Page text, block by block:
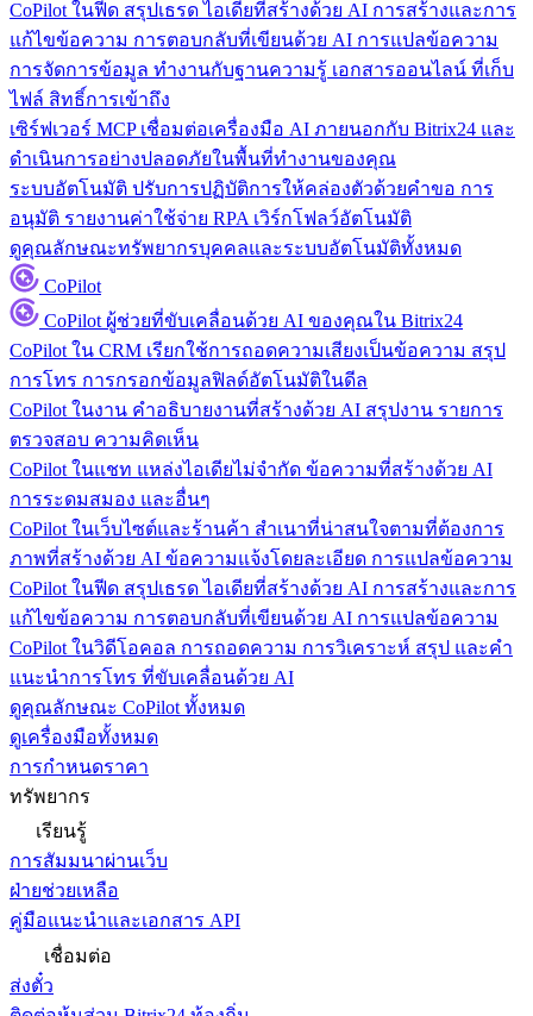
CoPilot ในฟีด สรุปเธรด ไอเดียที่สร้างด้วย AI การสร้างและการ
แก้ไขข้อความ การตอบกลับที่เขียนด้วย AI การแปลข้อความ
การจัดการข้อมูล ทำงานกับฐานความรู้ เอกสารออนไลน์ ที่เก็บ
ไฟล์ สิทธิ์การเข้าถึง
เซิร์ฟเวอร์ MCP เชื่อมต่อเครื่องมือ AI ภายนอกกับ Bitrix24 และ
ดำเนินการอย่างปลอดภัยในพื้นที่ทำงานของคุณ
ระบบอัตโนมัติ ปรับการปฏิบัติการให้คล่องตัวด้วยคำขอ การ
อนุมัติ รายงานค่าใช้จ่าย RPA เวิร์กโฟลว์อัตโนมัติ
ดูคุณลักษณะทรัพยากรบุคคลและระบบอัตโนมัติทั้งหมด
CoPilot
CoPilot ผู้ช่วยที่ขับเคลื่อนด้วย AI ของคุณใน Bitrix24
CoPilot ใน CRM เรียกใช้การถอดความเสียงเป็นข้อความ สรุป
การโทร การกรอกข้อมูลฟิลด์อัตโนมัติในดีล
CoPilot ในงาน คำอธิบายงานที่สร้างด้วย AI สรุปงาน รายการ
ตรวจสอบ ความคิดเห็น
CoPilot ในแชท แหล่งไอเดียไม่จำกัด ข้อความที่สร้างด้วย AI
การระดมสมอง และอื่นๆ
CoPilot ในเว็บไซต์และร้านค้า สำเนาที่น่าสนใจตามที่ต้องการ
ภาพที่สร้างด้วย AI ข้อความแจ้งโดยละเอียด การแปลข้อความ
CoPilot ในฟีด สรุปเธรด ไอเดียที่สร้างด้วย AI การสร้างและการ
แก้ไขข้อความ การตอบกลับที่เขียนด้วย AI การแปลข้อความ
CoPilot ในวิดีโอคอล การถอดความ การวิเคราะห์ สรุป และคำ
แนะนำการโทร ที่ขับเคลื่อนด้วย AI
ดูคุณลักษณะ CoPilot ทั้งหมด
ดูเครื่องมือทั้งหมด
การกำหนดราคา
ทรัพยากร
เรียนรู้
การสัมมนาผ่านเว็บ
ฝ่ายช่วยเหลือ
คู่มือแนะนำและเอกสาร API
เชื่อมต่อ
ส่งตั๋ว